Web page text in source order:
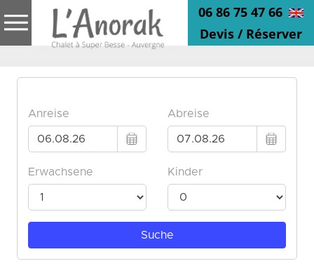
06 86 75 47 66
Devis / Réserver